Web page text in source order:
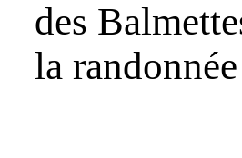
des
la